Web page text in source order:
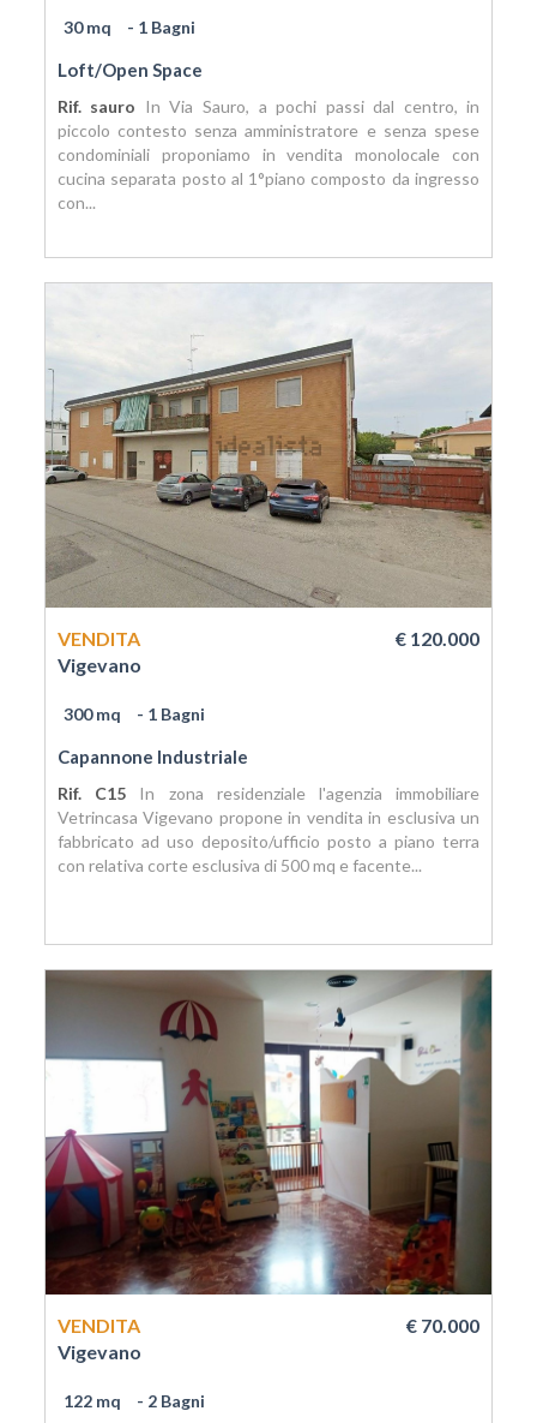
30 mq - 1 Bagni
Loft/Open Space
Rif. sauro In Via Sauro, a pochi passi dal centro, in
piccolo contesto senza amministratore e senza spese
condominiali proponiamo in vendita monolocale con
cucina separata posto al 1°piano composto da ingresso
con...
VENDITA
€ 120.000
Vigevano
300 mq - 1 Bagni
Capannone Industriale
Rif. C15 In zona residenziale l'agenzia immobiliare
Vetrincasa Vigevano propone in vendita in esclusiva un
fabbricato ad uso deposito/ufficio posto a piano terra
con relativa corte esclusiva di 500 mq e facente...
VENDITA
€ 70.000
Vigevano
122 mq - 2 Bagni